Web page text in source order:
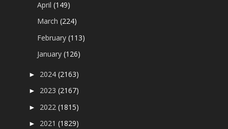
April(149)
March(224)
February(113)
January(126)
► 2024(2163)
► 2023(2167)
► 2022(1815)
► 2021(1829)